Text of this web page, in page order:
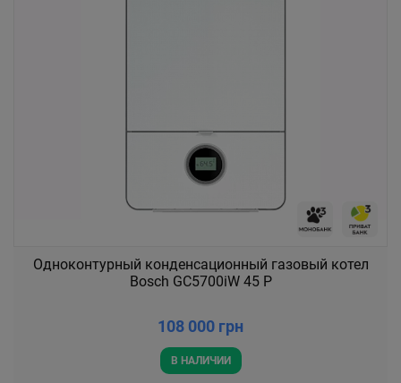
Одноконтурный конденсационный газовый котел
Bosch GC5700iW 45 P
108 000 грн
В НАЛИЧИИ